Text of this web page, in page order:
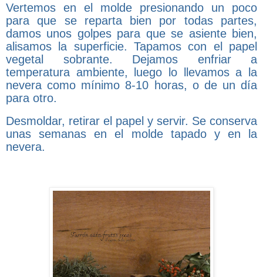
Vertemos en el molde presionando un poco
para que se reparta bien por todas partes,
damos unos golpes para que se asiente bien,
alisamos la superficie. Tapamos con el papel
vegetal sobrante. Dejamos enfriar a
temperatura ambiente, luego lo llevamos a la
nevera como mínimo 8-10 horas, o de un día
para otro.
Desmoldar, retirar el papel y servir. Se conserva
unas semanas en el molde tapado y en la
nevera.